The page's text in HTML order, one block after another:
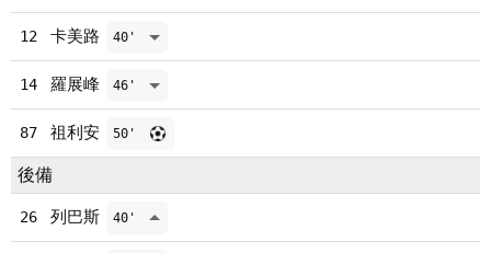
12 卡美路 40'
14 羅展峰 46'
87 祖利安 50'
後備
26 列巴斯 40'